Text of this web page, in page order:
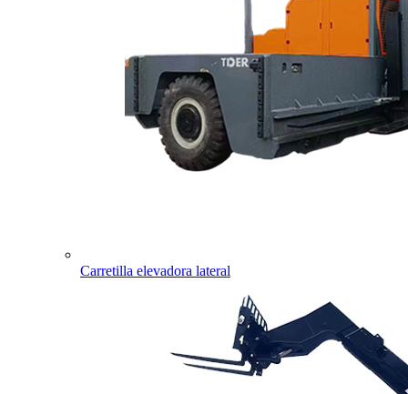
Carretilla elevadora lateral